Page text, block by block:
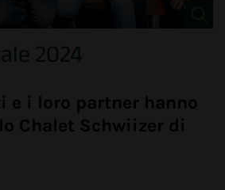
2024
e i loro partner hanno
Chalet Schwiizer di